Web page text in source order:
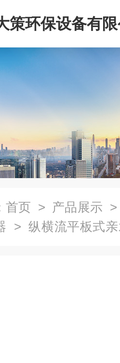
策环保设备有
首页 > 产品展示
> 纵横流平板式